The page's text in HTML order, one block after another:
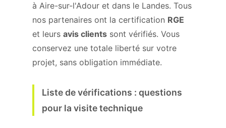
à Aire-sur-l'Adour et dans le Landes. Tous
nos partenaires ont la certification RGE
et leurs avis clients sont vérifiés. Vous
conservez une totale liberté sur votre
projet, sans obligation immédiate.
Liste de vérifications : questions
pour la visite technique